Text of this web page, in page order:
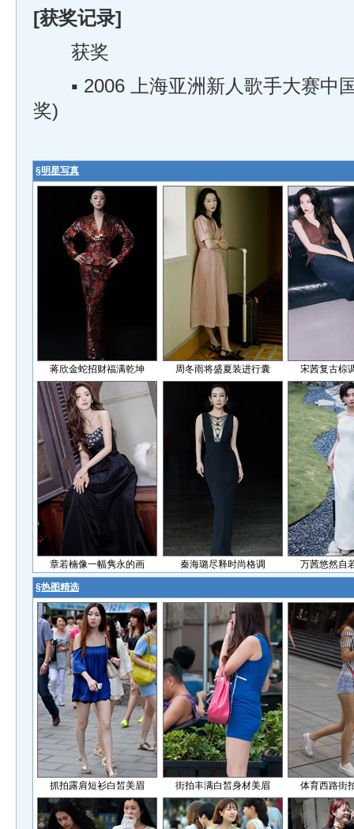
[获奖记录]
获奖
▪ 2006 上海亚洲新人歌手大赛中
奖)
§明星写真
蒋欣金蛇招财福满乾坤 周冬雨将盛夏装进行囊 宋茜复古棕
章若楠像一幅隽永的画 秦海璐尽释时尚格调 万茜悠然自
§热图精选
抓拍露肩短衫白皙美眉 街拍丰满白皙身材美眉 体育西路街